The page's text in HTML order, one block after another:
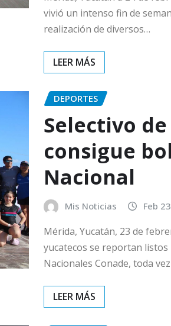
vivió un intenso fin de
realización de diversos…
DEPORTES
Selectivo
consigue
Nacional
Mis Noticias Feb
Mérida, Yucatán, 23 de
yucatecos se reportan
Nacionales Conade, toda